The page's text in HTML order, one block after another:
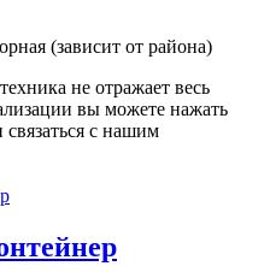
(зависит от района)
не отражает весь
вы можете нажать
с нашим